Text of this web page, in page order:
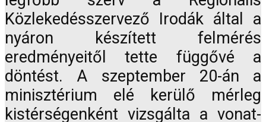
Közlekedésszervező Irodák által a
nyáron készített felmérés
eredményeitől tette függővé a
döntést. A szeptember 20-án a
minisztérium elé kerülő mérleg
kistérségenként vizsgálta a vonat-